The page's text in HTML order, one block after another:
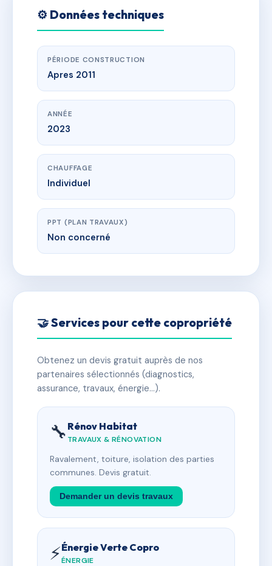
⚙️ Données techniques
PÉRIODE CONSTRUCTION
Apres 2011
ANNÉE
2023
CHAUFFAGE
Individuel
PPT (PLAN TRAVAUX)
Non concerné
🤝 Services pour cette copropriété
Obtenez un devis gratuit auprès de nos
partenaires sélectionnés (diagnostics,
assurance, travaux, énergie…).
🔧 Rénov Habitat
TRAVAUX & RÉNOVATION
Ravalement, toiture, isolation des parties
communes. Devis gratuit.
Demander un devis travaux
⚡Énergie Verte Copro
ÉNERGIE